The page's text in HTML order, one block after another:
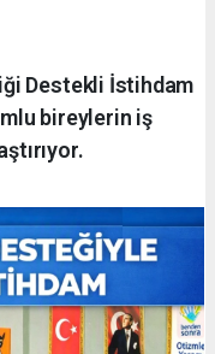
Destekli İstihdam
bireylerin iş